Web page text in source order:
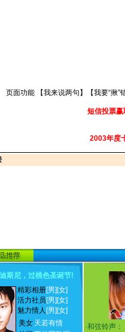
页面功能 【我来说两句 】【我要“揪”
短信投票
2003年度
斯尼，过桃色圣诞节!
精彩相册[男] [女]
活力社员 [男] [女]
魅力情人 [男] [女]
美女 天若有情
·和弦铃声：